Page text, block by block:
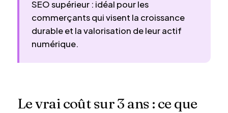
SEO supérieur : idéal pour les
commerçants qui visent la croissance
durable et la valorisation de leur actif
numérique.
Le vrai coût sur 3 ans : ce que